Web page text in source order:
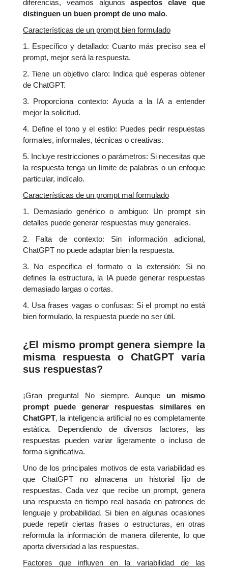
diferencias, veamos algunosaspectos clave que
distinguen un buen prompt de uno malo.
Características de un prompt bien formulado
1. Específico y detallado: Cuanto más preciso sea el
prompt, mejor será la respuesta.
2. Tiene un objetivo claro: Indica qué esperas obtener
de ChatGPT.
3. Proporciona contexto: Ayuda a la IA a entender
mejor la solicitud.
4. Define el tono y el estilo: Puedes pedir respuestas
formales, informales, técnicas o creativas.
5. Incluye restricciones o parámetros: Si necesitas que
la respuesta tenga un límite de palabras o un enfoque
particular, indícalo.
Características de un prompt mal formulado
1. Demasiado genérico o ambiguo: Un prompt sin
detalles puede generar respuestas muy generales.
2. Falta de contexto: Sin información adicional,
ChatGPT no puede adaptar bien la respuesta.
3. No especifica el formato o la extensión: Si no
defines la estructura, la IA puede generar respuestas
demasiado largas o cortas.
4. Usa frases vagas o confusas: Si el prompt no está
bien formulado, la respuesta puede no ser útil.
¿El mismo prompt genera siempre la
misma respuesta o ChatGPT varía
sus respuestas?
¡Gran pregunta! No siempre. Aunque un mismo
prompt puede generar respuestas similares en
ChatGPT, la inteligencia artificial no es completamente
estática. Dependiendo de diversos factores, las
respuestas pueden variar ligeramente o incluso de
forma significativa.
Uno de los principales motivos de esta variabilidad es
que ChatGPT no almacena un historial fijo de
respuestas. Cada vez que recibe un prompt, genera
una respuesta en tiempo real basada en patrones de
lenguaje y probabilidad. Si bien en algunas ocasiones
puede repetir ciertas frases o estructuras, en otras
reformula la información de manera diferente, lo que
aporta diversidad a las respuestas.
Factores que influyen en la variabilidad de las